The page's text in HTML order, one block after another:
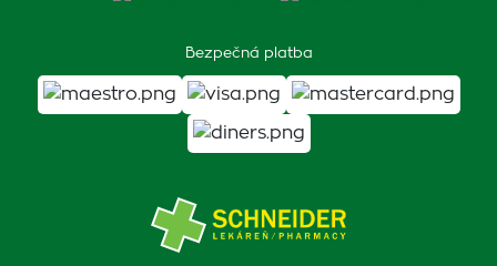
Bezpečná platba